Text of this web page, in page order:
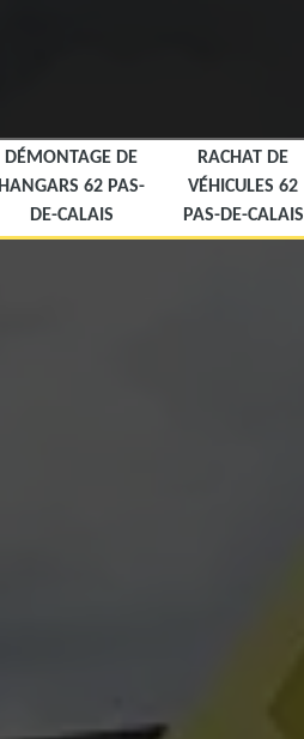
DÉMONTAGE DE
HANGARS 62 PAS-
DE-CALAIS
RACHAT DE
VÉHICULES 62
PAS-DE-CALAIS